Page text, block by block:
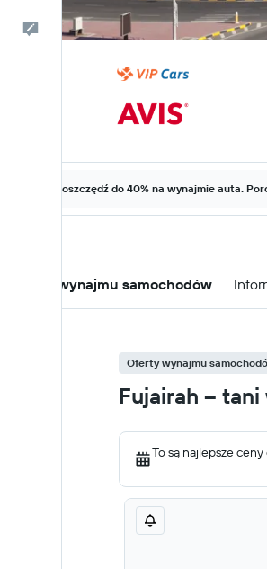
Kontakt
Zaoszczędź do 40% na wynajmie auta.
Oferty wynajmu samochodów
Oferty wynajmu
Fujairah –
To są najlepsze